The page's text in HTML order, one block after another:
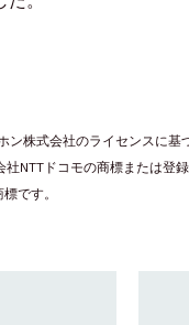
株式会社のライセンスに基
NTTドコモの商標または登録
です。